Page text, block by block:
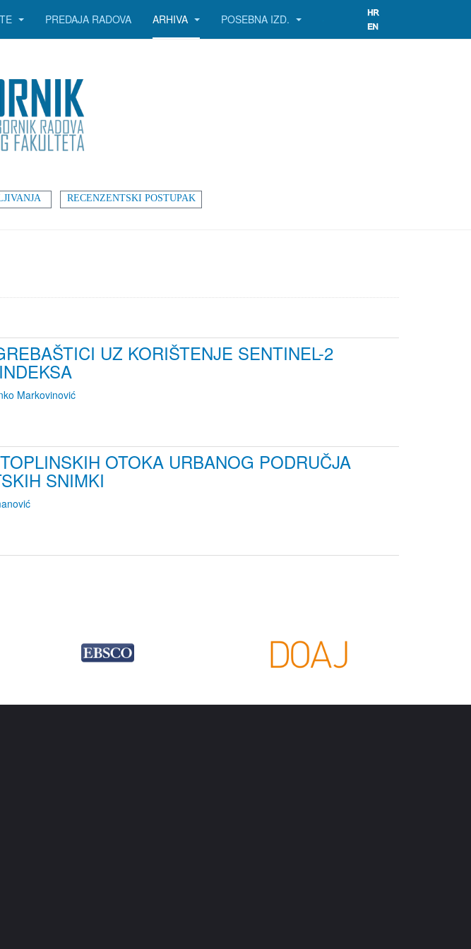
RECENZENTSKI POSTUPAK
PREDAJA RADOVA ARHIVA POSEBNA IZD.
UZ KORIŠTENJE SENTINEL-2
Markovinović
OTOKA URBANOG PODRUČJA
SNIMKI